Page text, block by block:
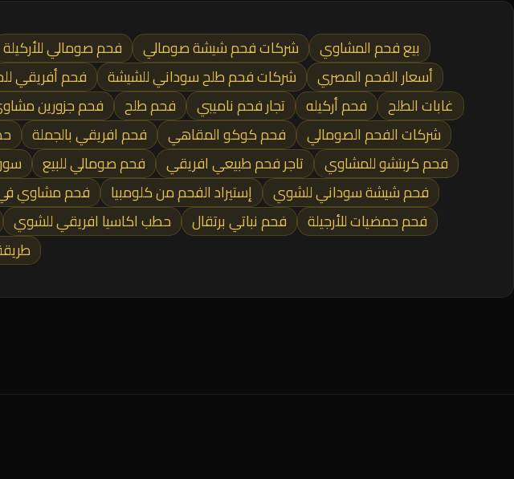
بيع فحم المشاوي شركات فحم شيشة صومالي فحم صومالي للأركيلة
أسعار الفحم المصري
شركات فحم طلح سوداني للشيشة فحم أفريقي
غابات الطلح
فحم أركيله تجار فحم ناميبي فحم طلح فحم جزورين
شركات الفحم الصومالي
فحم كوكو المقاهي فحم افريقي بالجملة
فحم كربتشو للمشاوي
تاجر فحم طبيعي افريقي فحم صومالي للبيع
فحم شيشة سوداني للشوي
إستيراد الفحم من كلومبيا فحم مشاوي
فحم حمضيات للأرجيلة
فحم نباتي برتقال حطب اكاسيا افريقي للشوي